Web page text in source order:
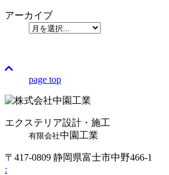
アーカイブ
page top
エクステリア設計・施工
有限会社中園工業
〒417-0809 静岡県富士市中野466-1
: